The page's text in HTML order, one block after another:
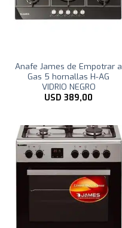
Anafe James de Empotrar a
Gas 5 hornallas H-AG
VIDRIO NEGRO
USD 389,00